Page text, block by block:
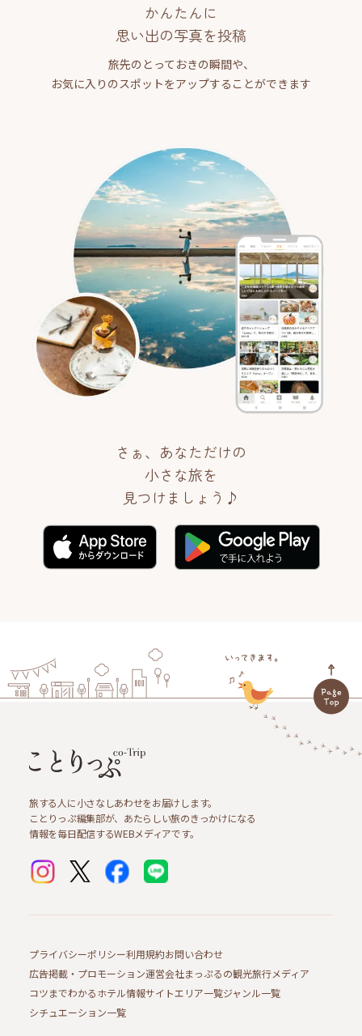
かんたんに
思い出の写真を投稿
旅先のとっておきの瞬間や、
お気に入りのスポットをアップすることができます
さぁ、あなただけの
小さな旅を
見つけましょう♪
旅する人に小さなしあわせをお届けします。
ことりっぷ編集部が、あたらしい旅のきっかけになる
情報を毎日配信するWEBメディアです。
プライバシーポリシー利用規約お問い合わせ
広告掲載・プロモーション運営会社まっぷるの観光旅行メディア
コツまでわかるホテル情報サイトエリア一覧ジャンル一覧
シチュエーション一覧